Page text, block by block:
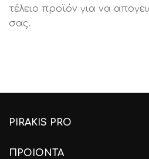
τέλειο προϊόν για να
σας.
PIRAKIS PRO
ΠΡΟΙΟΝΤΑ